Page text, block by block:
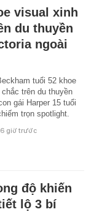
visual xinh
du thuyền
ngoài
tuổi 52 khoe
chắc trên du thuyền
gái Harper 15 tuổi
trọn spotlight.
6 giờ trước
độ khiến
lộ 3 bí